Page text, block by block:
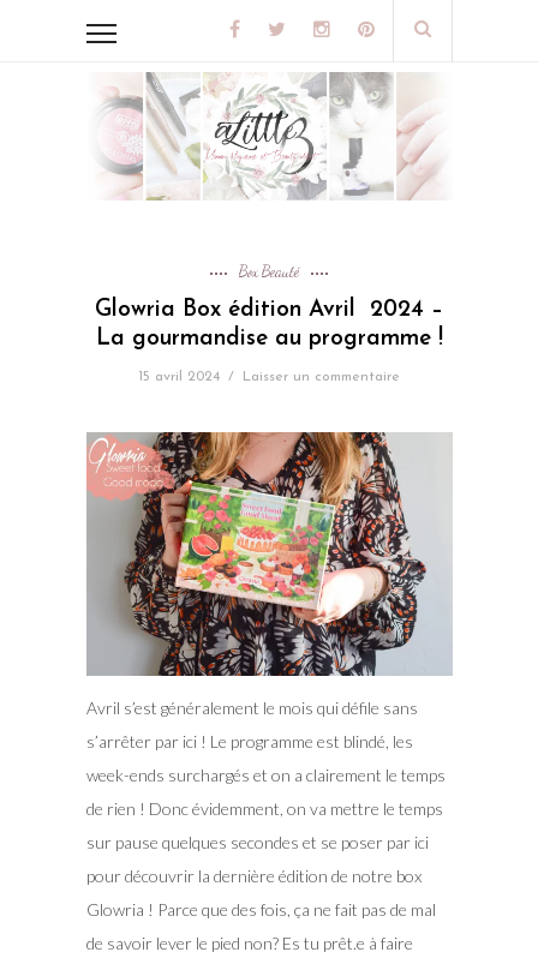
Box Beauté
Glowria Box édition Avril 2024 –
La gourmandise au programme !
15 avril 2024 / Laisser un commentaire
Avril s’est généralement le mois qui défile sans
s’arrêter par ici ! Le programme est blindé, les
week-ends surchargés et on a clairement le temps
de rien ! Donc évidemment, on va mettre le temps
sur pause quelques secondes et se poser par ici
pour découvrir la dernière édition de notre box
Glowria ! Parce que des fois, ça ne fait pas de mal
de savoir lever le pied non? Es tu prêt.e à faire